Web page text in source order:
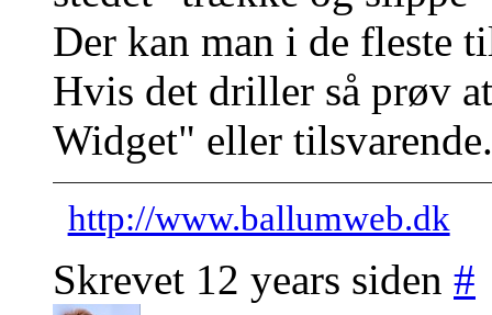
Der kan man i de fleste
Hvis det driller så prøv
Widget" eller tilsvarende.
http://www.ballumweb.dk
Skrevet 12 years siden #